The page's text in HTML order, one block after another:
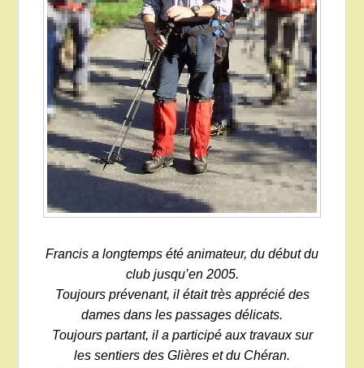
Francis a longtemps été animateur, du début du
club jusqu’en 2005.
Toujours prévenant, il était très apprécié des
dames dans les passages délicats.
Toujours partant, il a participé aux travaux sur
les sentiers des Glières et du Chéran.